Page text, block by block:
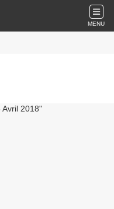
MENU